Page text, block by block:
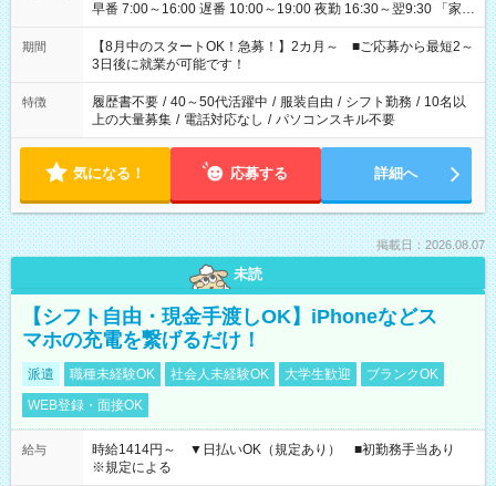
早番 7:00～16:00 遅番 10:00～19:00 夜勤 16:30～翌9:30 「家族
と休みを合わせたい」 「余裕を持って夕飯の準備がしたい」
「できれば残業はしたくない」 など、ご希望を教えてください
ね。 ※Wワーク希望の方へ 今ご覧のお仕事で希望する勤務時間
と、もう1つのお仕事の勤務時間。 合計で週40時間を超える場
合は応募できません。
期間
【8月中のスタートOK！急募！】2カ月～ ■ご応募から最短2～
3日後に就業が可能です！
特徴 履歴書不要 / 40～50代活躍中 / 服装自由 / シフト勤務 / 10名以
上の大量募集 / 電話対応なし / パソコンスキル不要
気になる！ 応募する 詳細へ
掲載日：2026.08.07
未読
【シフト自由・現金手渡しOK】iPhoneなどス
マホの充電を繋げるだけ！
派遣 職種未経験OK 社会人未経験OK 大学生歓迎
ブランクOK
WEB登録・面接OK
給与
時給1414円～ ▼日払いOK（規定あり） ■初勤務手当あり
※規定による